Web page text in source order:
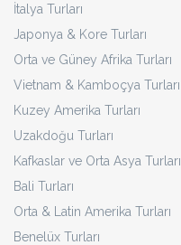
İtalya Turları
Japonya & Kore Turları
Orta ve Güney Afrika Turları
Vietnam & Kamboçya Turları
Kuzey Amerika Turları
Uzakdoğu Turları
Kafkaslar ve Orta Asya Turları
Bali Turları
Orta & Latin Amerika Turları
Benelüx Turları